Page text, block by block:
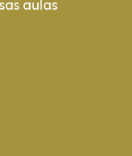
aulas